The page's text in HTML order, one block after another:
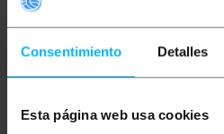
Consentimiento Detalles
Esta página web usa cookies
Więcej informacji